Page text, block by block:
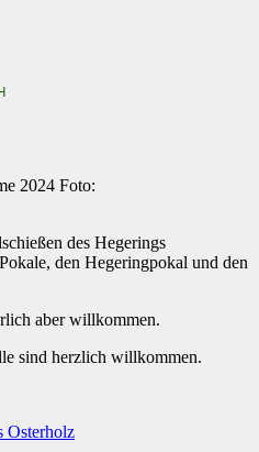
2024 Foto:
des Hegerings
den Hegeringpokal und den
aber willkommen.
sind herzlich willkommen.
Osterholz